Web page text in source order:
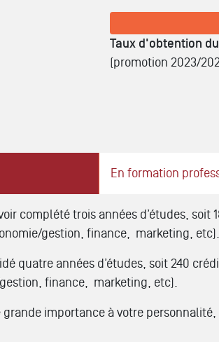
Taux d'obtention
(promotion 2023/
En formation
complété trois années d’études, soit
gestion, finance, marketing, etc).
quatre années d’études, soit 240
finance, marketing, etc).
importance à votre